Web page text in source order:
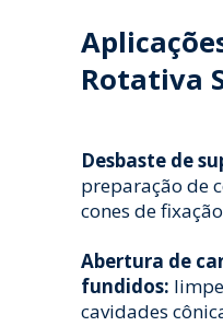
Rotativa
Desbaste de
preparação de
cones de fixação
Abertura de
fundidos:
cavidades